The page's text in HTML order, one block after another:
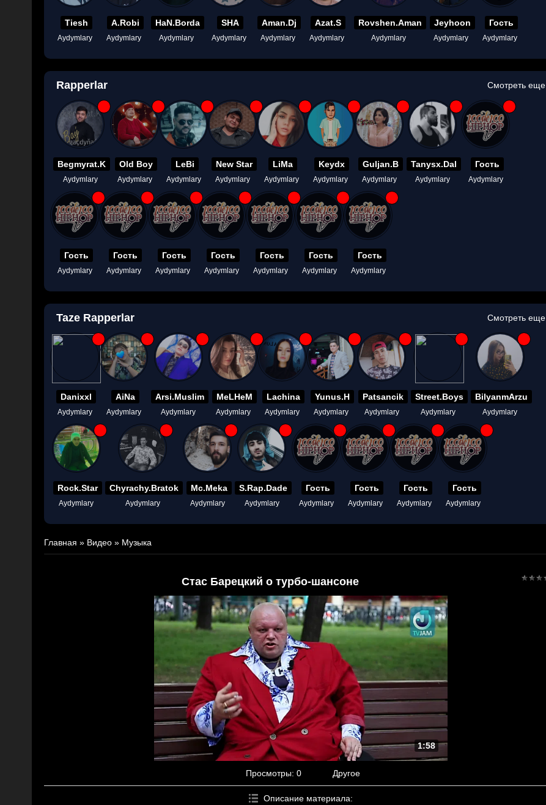
Tiesh
Aydymlary
A.Robi
Aydymlary
HaN.Borda
Aydymlary
SHA
Aydymlary
Aman.Dj
Aydymlary
Azat.S
Aydymlary
Rovshen.Aman
Aydymlary
Jeyhoon
Aydymlary
Гость
Aydymlary
Rapperlar Смотреть еще
Begmyrat.K
Aydymlary
Old Boy
Aydymlary
LeBi
Aydymlary
New Star
Aydymlary
LiMa
Aydymlary
Keydx
Aydymlary
Guljan.B
Aydymlary
Tanysx.Dal
Aydymlary
Гость
Aydymlary
Гость
Aydymlary
Гость
Aydymlary
Гость
Aydymlary
Гость
Aydymlary
Гость
Aydymlary
Гость
Aydymlary
Гость
Aydymlary
Taze Rapperlar Смотреть еще
Danixxl
Aydymlary
AiNa
Aydymlary
Arsi.Muslim
Aydymlary
MeLHeM
Aydymlary
Lachina
Aydymlary
Yunus.H
Aydymlary
Patsancik
Aydymlary
Street.Boys
Aydymlary
BilyanmArzu
Aydymlary
Rock.Star
Aydymlary
Chyrachy.Bratok
Aydymlary
Mc.Meka
Aydymlary
S.Rap.Dade
Aydymlary
Гость
Aydymlary
Гость
Aydymlary
Гость
Aydymlary
Гость
Aydymlary
Главная » Видео » Музыка
Стас Барецкий о турбо-шансоне
1:58
Просмотры: 0 Другое
Описание материала: